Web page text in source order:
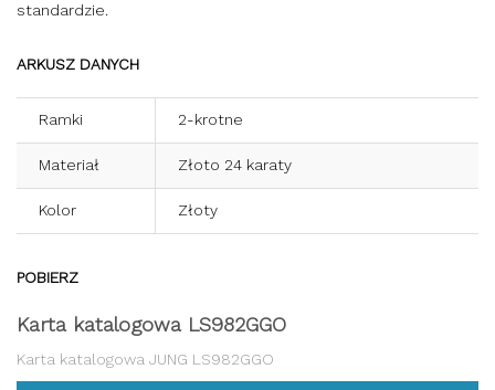
standardzie.
ARKUSZ DANYCH
Ramki 2-krotne
Materiał Złoto 24 karaty
Kolor Złoty
POBIERZ
Karta katalogowa LS982GGO
Karta katalogowa JUNG LS982GGO